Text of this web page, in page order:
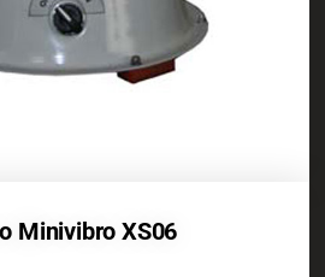
Minivibro XS06